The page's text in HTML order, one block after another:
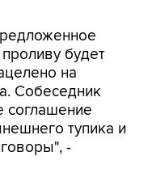
будет
на
Собеседник
соглашение
тупика и
-